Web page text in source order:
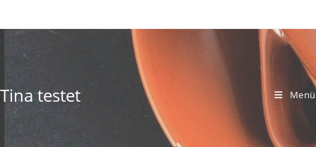
Inhalt
Tina testet Menü